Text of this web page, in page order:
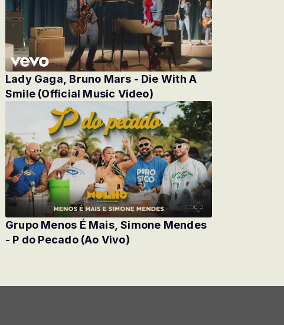
Lady Gaga, Bruno Mars - Die With A
Smile (Official Music Video)
Grupo Menos É Mais, Simone Mendes
- P do Pecado (Ao Vivo)